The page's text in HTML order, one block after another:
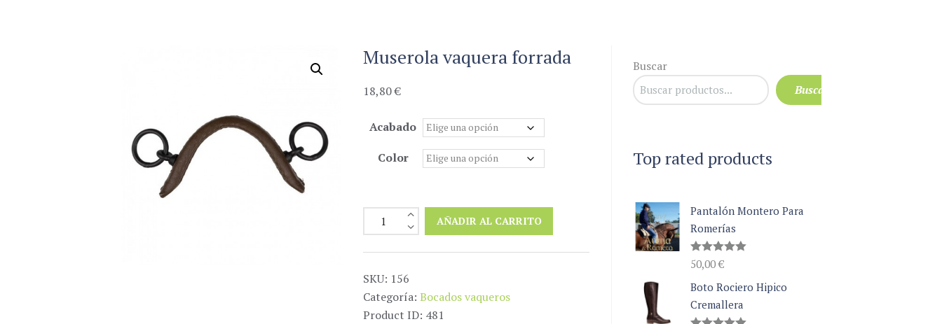
Muserola vaquera forrada
18,80€
Acabado
Color
Muserola
vaquera
forrada
AÑADIR AL CARRITO
SKU: 156
Categoría:Bocados vaqueros
Product ID: 481
Buscar
Buscar
Top rated products
Pantalón Montero Para
Romerías
Valorado
con5.00
de 5
50,00€
Boto Rociero Hipico
Cremallera